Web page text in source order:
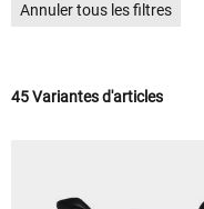
Annuler tous les filtres
45 Variantes d'articles